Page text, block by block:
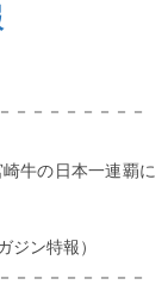
－－－－－－－－
牛の日本一連覇に
特報）
－－－－－－－－